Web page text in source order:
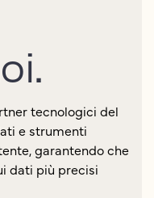
tecnologici del
e strumenti
garantendo che
dati più precisi